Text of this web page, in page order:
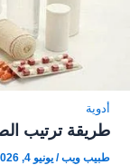
أدوية
طريقة ترتيب
طبيب ويب/ يونيو 4, 2026